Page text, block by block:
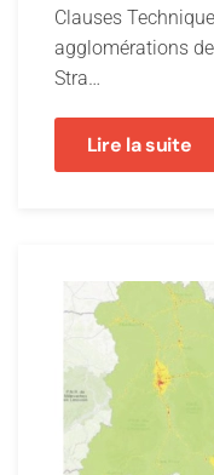
Clauses
agglomérations
Stra…
Lire la suite